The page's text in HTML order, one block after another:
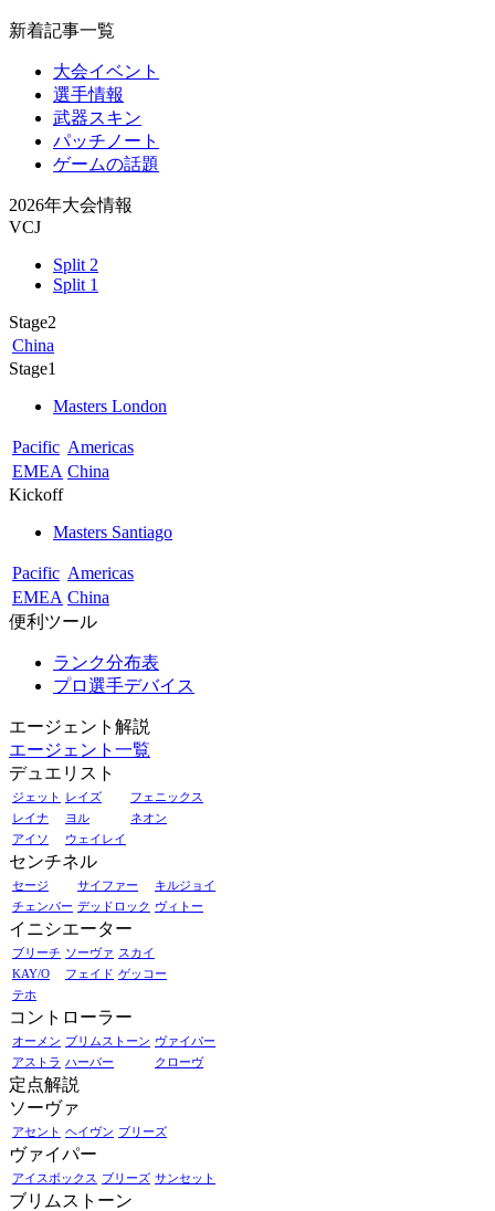
新着記事一覧
大会イベント
選手情報
武器スキン
パッチノート
ゲームの話題
2026年大会情報
VCJ
Split 2
Split 1
Stage2
China
Stage1
Masters London
Pacific Americas
EMEA China
Kickoff
Masters Santiago
Pacific Americas
EMEA China
便利ツール
ランク分布表
プロ選手デバイス
エージェント解説
エージェント一覧
デュエリスト
ジェット レイズ
フェニックス
レイナ
ヨル
ネオン
アイソ
ウェイレイ
センチネル
セージ サイファー
キルジョイ
チェンバー デッドロック ヴィトー
イニシエーター
ブリーチ ソーヴァ スカイ
KAY/O
フェイド ゲッコー
テホ
コントローラー
オーメン ブリムストーン ヴァイパー
アストラ ハーバー クローヴ
定点解説
ソーヴァ
アセント ヘイヴン ブリーズ
ヴァイパー
アイスボックス ブリーズ サンセット
ブリムストーン